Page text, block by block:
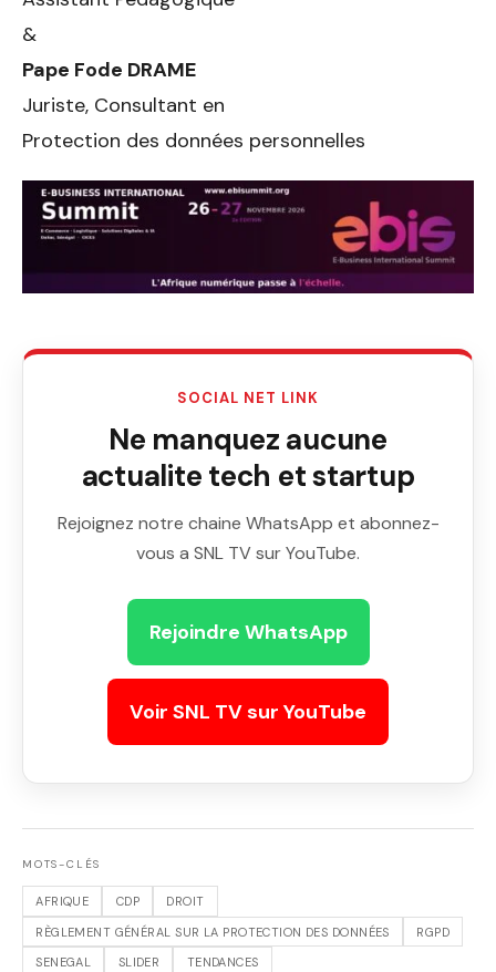
&
Pape Fode DRAME
Juriste, Consultant en
Protection des données personnelles
SOCIAL NET LINK
Ne manquez aucune
actualite tech et startup
Rejoignez notre chaine WhatsApp et abonnez-
vous a SNL TV sur YouTube.
Rejoindre WhatsApp
Voir SNL TV sur YouTube
MOTS-CLÉS
AFRIQUE CDP
DROIT
RÈGLEMENT GÉNÉRAL SUR LA PROTECTION DES DONNÉES
RGPD
SENEGAL
SLIDER TENDANCES